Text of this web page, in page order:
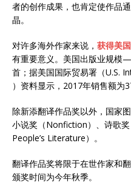
者的创作成果，也肯定使作品
晶。
对许多海外作家来说， 获得美
有重要意义。美国出版业规
首；据美国国际贸易署（U.S.
）资料显示，2017年销售额为
除新添翻译作品奖以外，国家
小说奖（Nonfiction）、诗歌
People’s Literature）。
翻译作品奖将限于在世作家和
颁奖时间为今年秋季。